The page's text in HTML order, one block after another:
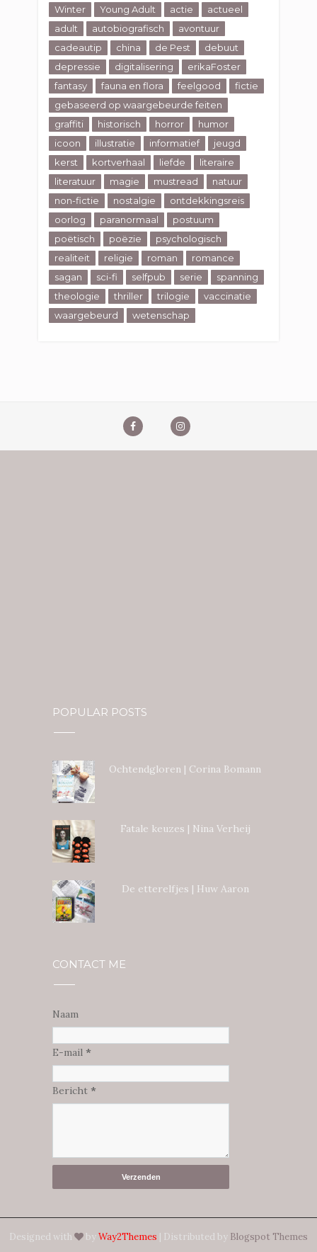
Winter
Young Adult actie
actueel
adult
autobiografisch
avontuur
cadeautip
china de Pest
debuut
depressie
digitalisering
erikaFoster
fantasy
fauna en flora feelgood
fictie
gebaseerd op waargebeurde feiten
graffiti
historisch horror
humor
icoon
illustratie informatief
jeugd
kerst
kortverhaal liefde
literaire
literatuur
magie mustread
natuur
non-fictie
nostalgie
ontdekkingsreis
oorlog
paranormaal
postuum
poëtisch
poëzie
psychologisch
realiteit
religie roman
romance
sagan
sci-fi selfpub serie
spanning
theologie
thriller trilogie
vaccinatie
waargebeurd
wetenschap
POPULAR POSTS
Ochtendgloren | Corina Bomann
Fatale keuzes | Nina Verheij
De etterelfjes | Huw Aaron
CONTACT ME
Naam
E-mail *
Bericht *
Designed with byWay2Themes | Distributed by Blogspot Themes